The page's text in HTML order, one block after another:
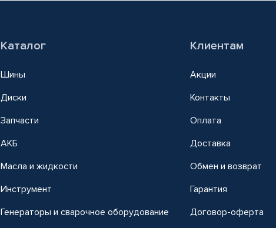
Каталог
Шины
Диски
Запчасти
АКБ
Масла и жидкости
Инструмент
Генераторы и сварочное оборудование
Клиентам
Акции
Контакты
Оплата
Доставка
Обмен и возврат
Гарантия
Договор-оферта